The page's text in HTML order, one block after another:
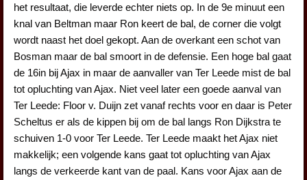
het resultaat, die leverde echter niets op. In de 9e minuut een
knal van Beltman maar Ron keert de bal, de corner die volgt
wordt naast het doel gekopt. Aan de overkant een schot van
Bosman maar de bal smoort in de defensie. Een hoge bal gaat
de 16in bij Ajax in maar de aanvaller van Ter Leede mist de bal
tot opluchting van Ajax. Niet veel later een goede aanval van
Ter Leede: Floor v. Duijn zet vanaf rechts voor en daar is Peter
Scheltus er als de kippen bij om de bal langs Ron Dijkstra te
schuiven 1-0 voor Ter Leede. Ter Leede maakt het Ajax niet
makkelijk; een volgende kans gaat tot opluchting van Ajax
langs de verkeerde kant van de paal. Kans voor Ajax aan de